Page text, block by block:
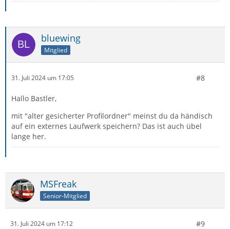
bluewing
Mitglied
31. Juli 2024 um 17:05 #8
Hallo Bastler,
mit "alter gesicherter Profilordner" meinst du da händisch
auf ein externes Laufwerk speichern? Das ist auch übel
lange her.
MSFreak
Senior-Mitglied
31. Juli 2024 um 17:12 #9